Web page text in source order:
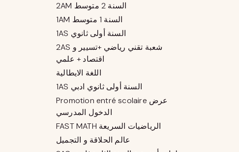
2AM السنة 2 متوسط
1AM السنة 1 متوسط
1AS السنة أولى ثانوي
2AS شعبة تقني رياضي +تسيير و
اقتصاد + علمي
اللغة الايطالية
1AS السنة أولى ثانوي ادبي
Promotion entré scolaire عرض
الدخول المدرسي
FAST MATH الرياضيات السريعة
عالم الحلاقة و التجميل